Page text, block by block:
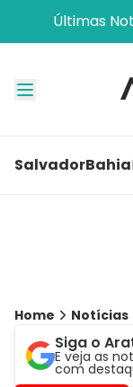
Últimas
SalvadorBahia
Home Notícias
Siga o
E veja as
com